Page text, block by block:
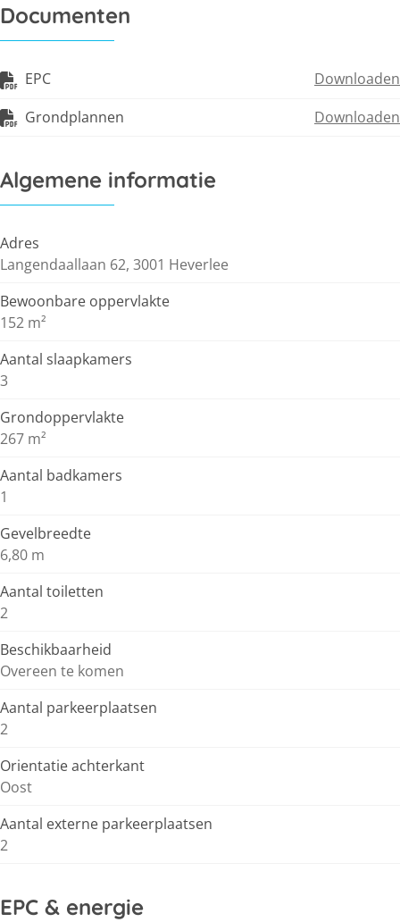
Documenten
EPC
Downloaden
Grondplannen
Downloaden
Algemene informatie
Adres
Langendaallaan 62, 3001 Heverlee
Bewoonbare oppervlakte
152 m²
Aantal slaapkamers
3
Grondoppervlakte
267 m²
Aantal badkamers
1
Gevelbreedte
6,80 m
Aantal toiletten
2
Beschikbaarheid
Overeen te komen
Aantal parkeerplaatsen
2
Orientatie achterkant
Oost
Aantal externe parkeerplaatsen
2
EPC & energie